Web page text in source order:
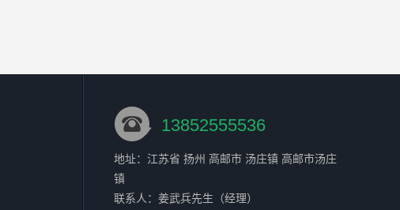
运输机纠偏器、运输机调偏器 运输机调正器械
13852555536
地址：江苏省 扬州 高邮市 汤庄镇 高邮市汤庄
镇
联系人：姜武兵先生 （经理）